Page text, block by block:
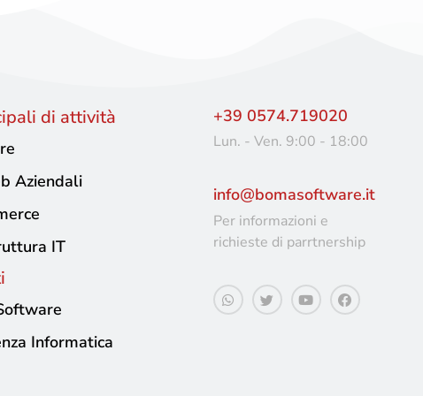
di attività
Aziendali
IT
Informatica
+39 0574.719020
Lun. - Ven. 9:00 - 18:00
info@bomasoftware.it
Per informazioni e
richieste di parrtnership